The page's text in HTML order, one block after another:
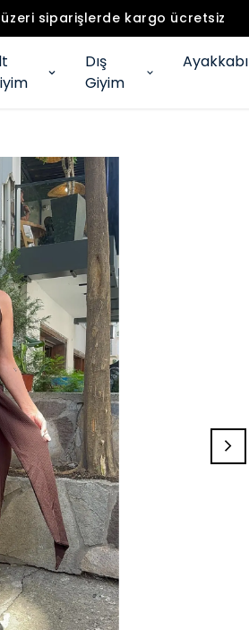
üzeri siparişlerde kargo ücretsiz
Dış
Giyim
Ayakkabı